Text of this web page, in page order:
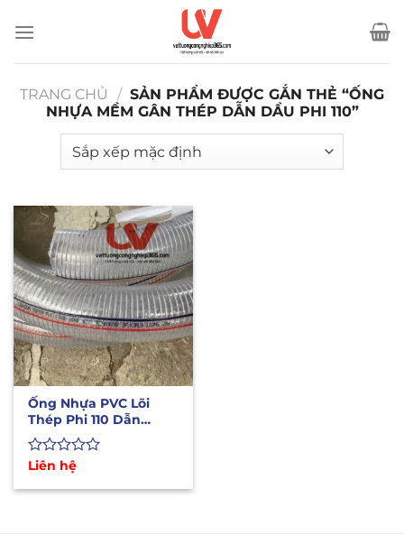
qua
TRANG CHỦ
/ SẢN PHẨM ĐƯỢC GẮN THẺ “ỐNG
NHỰA MỀM GÂN THÉP DẪN DẦU PHI 110”
Ống Nhựa PVC Lõi
Thép Phi 110 Dẫn
Nước, Xăng Dầu, Hóa
Chất
Được
hạng
Liên hệ